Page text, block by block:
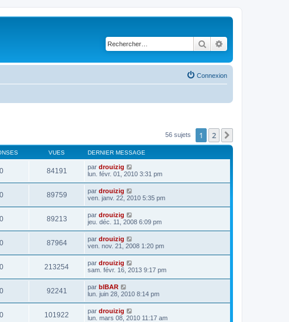
Rechercher
Connexion
56 sujets 1 2
VUES DERNIER MESSAGE
0 84191 par drouizig
lun. févr. 01, 2010 3:31 pm
0 89759 par drouizig
ven. janv. 22, 2010 5:35 pm
0 89213 par drouizig
jeu. déc. 11, 2008 6:09 pm
0 87964 par drouizig
ven. nov. 21, 2008 1:20 pm
0 213254 par drouizig
sam. févr. 16, 2013 9:17 pm
0 92241 par bIBAR
lun. juin 28, 2010 8:14 pm
0 101922 par drouizig
lun. mars 08, 2010 11:17 am